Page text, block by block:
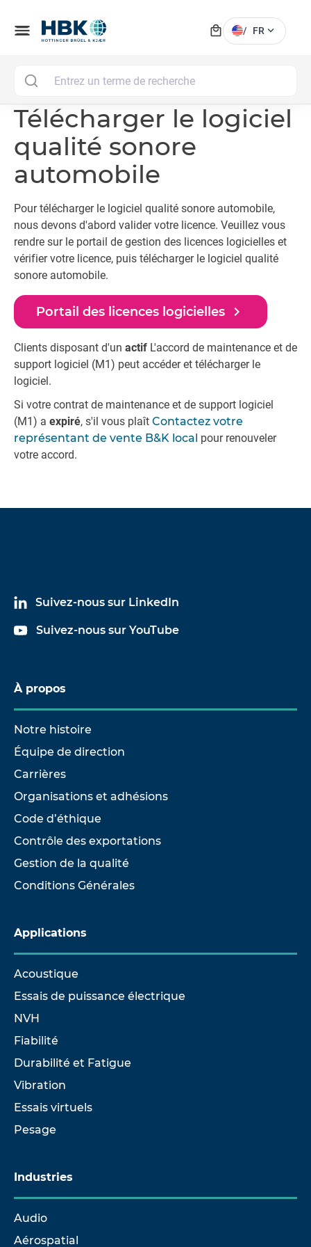
menu local_mall / FR expand_more
Télécharger le logiciel
qualité sonore
automobile
Pour télécharger le logiciel qualité sonore automobile,
nous devons d'abord valider votre licence. Veuillez vous
rendre sur le portail de gestion des licences logicielles et
vérifier votre licence, puis télécharger le logiciel qualité
sonore automobile.
Portail des licences logicielles navigate_next
Clients disposant d'un actif L'accord de maintenance et de
support logiciel (M1) peut accéder et télécharger le
logiciel.
Si votre contrat de maintenance et de support logiciel
(M1) a expiré, s'il vous plaît Contactez votre
représentant de vente B&K local pour renouveler
votre accord.
Suivez-nous sur LinkedIn
Suivez-nous sur YouTube
À propos
Notre histoire
Équipe de direction
Carrières
Organisations et adhésions
Code d’éthique
Contrôle des exportations
Gestion de la qualité
Conditions Générales
Applications
Acoustique
Essais de puissance électrique
NVH
Fiabilité
Durabilité et Fatigue
Vibration
Essais virtuels
Pesage
Industries
Audio
Aérospatial